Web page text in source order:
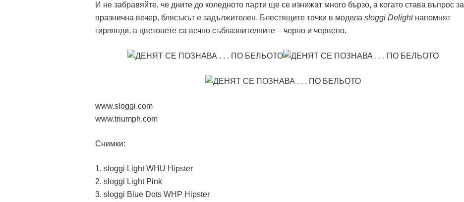
И не забравяйте, че дните до коледното парти ще се изнижат много бързо, а когато става въпрос за
празнична вечер, блясъкът е задължителен. Блестящите точки в модела sloggi Delightнапомнят
гирлянди, а цветовете са вечно съблазнителните – черно и червено.
www.sloggi.com
www.triumph.com
Снимки:
1. sloggi Light WHU Hipster
2. sloggi Light Pink
3. sloggi Blue Dots WHP Hipster